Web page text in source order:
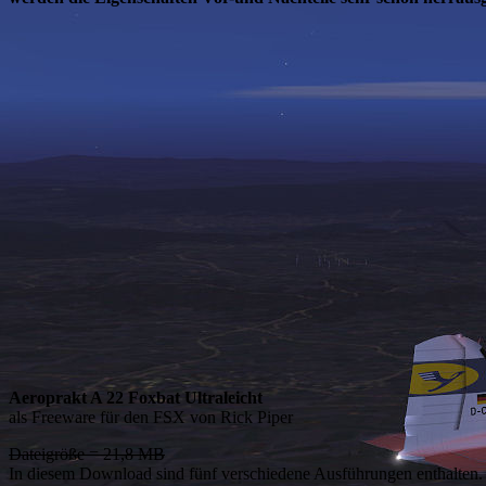
Aeroprakt A 22 Foxbat Ultraleicht
als Freeware für den FSX von Rick Piper
Dateigröße = 21,8 MB
In diesem Download sind fünf verschiedene Ausführungen